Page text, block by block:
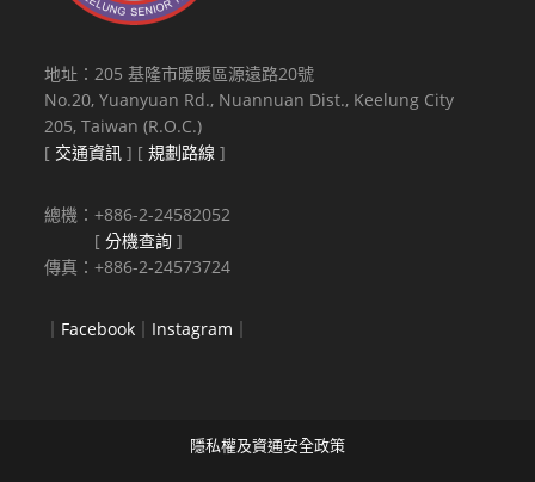
地址：205 基隆市暖暖區源遠路20號
No.20, Yuanyuan Rd., Nuannuan Dist., Keelung City
205, Taiwan (R.O.C.)
[ 交通資訊 ] [規劃路線 ]
總機：+886-2-24582052
[分機查詢 ]
傳真：+886-2-24573724
｜ Facebook ｜ Instagram ｜
隱私權及資通安全政策